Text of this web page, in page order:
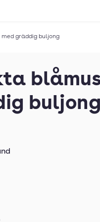
gräddig buljong
buljong